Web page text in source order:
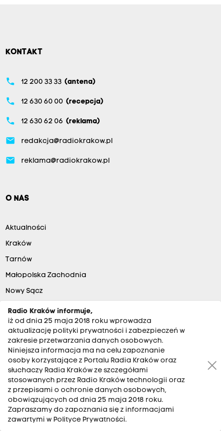
KONTAKT
phone 12 200 33 33 (antena)
phone 12 630 60 00 (recepcja)
phone 12 630 62 06 (reklama)
email redakcja@radiokrakow.pl
email reklama@radiokrakow.pl
O NAS
Aktualności
Kraków
Tarnów
Małopolska Zachodnia
Nowy Sącz
Podhale
Gorlice
Ludzie Radia
Regulamin konkursów
Abonament
Partnerzy
Praca na Pracuj.pl
Radio Kraków informuje,
iż od dnia 25 maja 2018 roku wprowadza
aktualizację polityki prywatności i zabezpieczeń w
zakresie przetwarzania danych osobowych.
Niniejsza informacja ma na celu zapoznanie
osoby korzystające z Portalu Radia Kraków oraz
słuchaczy Radia Kraków ze szczegółami
stosowanych przez Radio Kraków technologii oraz
z przepisami o ochronie danych osobowych,
obowiązujących od dnia 25 maja 2018 roku.
Zapraszamy do zapoznania się z informacjami
zawartymi w Polityce Prywatności.